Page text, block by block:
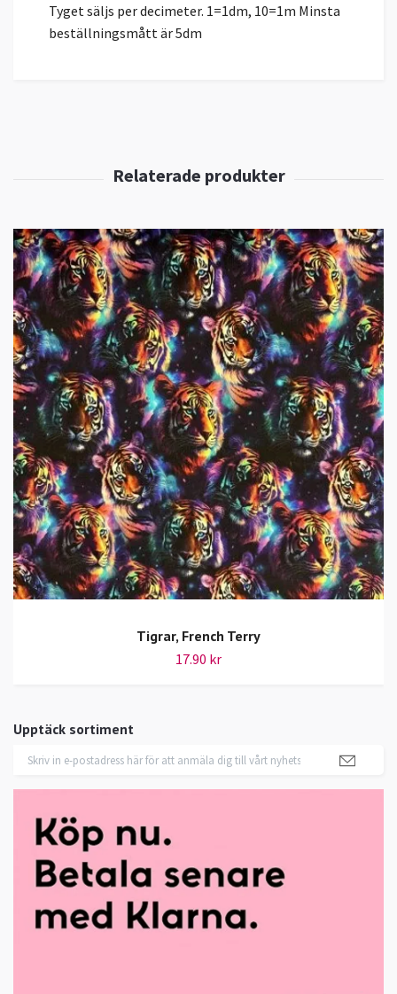
Upptäck sortiment
Tyget säljs per decimeter. 1=1dm, 10=1m Minsta
beställningsmått är 5dm
Tigrar, French Terry
17.90 kr